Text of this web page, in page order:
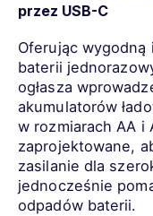
przez USB-C
Oferując
baterii
ogłasza
akumulatorów
w rozmiarach AA i
zaprojektowane,
zasilanie dla
jednocześnie
odpadów baterii.